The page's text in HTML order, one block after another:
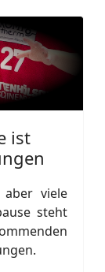
ist
aber viele
steht